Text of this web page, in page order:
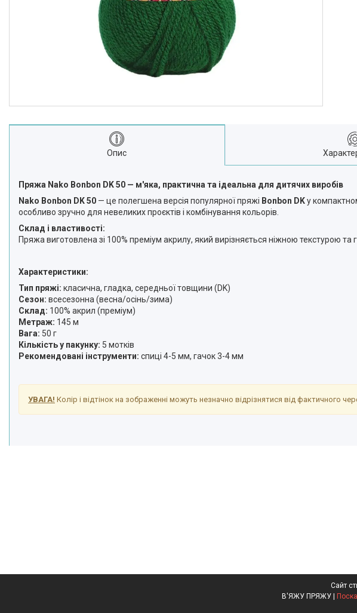
Опис
Пряжа Nako Bonbon DK 50 — м'яка, практична та ідеальна для дитячих виробів
Nako Bonbon DK 50 — це полегшена версія популярної пряжі Bonbon DKу
особливо зручно для невеликих проєктів і комбінування кольорів.
Склад і властивості:
Пряжа виготовлена зі 100% преміум акрилу, який вирізняється ніжною текстурою
Характеристики:
Тип пряжі: класична, гладка, середньої товщини (DK)
Сезон: всесезонна (весна/осінь/зима)
Склад: 100% акрил (преміум)
Метраж: 145 м
Вага: 50 г
Кількість у пакунку: 5 мотків
Рекомендовані інструменти: спиці 4-5 мм, гачок 3-4 мм
УВАГА! Колір і відтінок на зображенні можуть незначно відрізнятися від фактичного
Сайт
В'ЯЖУ ПРЯЖУ |